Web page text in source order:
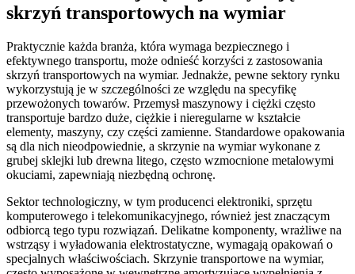
skrzyń transportowych na wymiar
Praktycznie każda branża, która wymaga bezpiecznego i
efektywnego transportu, może odnieść korzyści z zastosowania
skrzyń transportowych na wymiar. Jednakże, pewne sektory rynku
wykorzystują je w szczególności ze względu na specyfikę
przewożonych towarów. Przemysł maszynowy i ciężki często
transportuje bardzo duże, ciężkie i nieregularne w kształcie
elementy, maszyny, czy części zamienne. Standardowe opakowania
są dla nich nieodpowiednie, a skrzynie na wymiar wykonane z
grubej sklejki lub drewna litego, często wzmocnione metalowymi
okuciami, zapewniają niezbędną ochronę.
Sektor technologiczny, w tym producenci elektroniki, sprzętu
komputerowego i telekomunikacyjnego, również jest znaczącym
odbiorcą tego typu rozwiązań. Delikatne komponenty, wrażliwe na
wstrząsy i wyładowania elektrostatyczne, wymagają opakowań o
specjalnych właściwościach. Skrzynie transportowe na wymiar,